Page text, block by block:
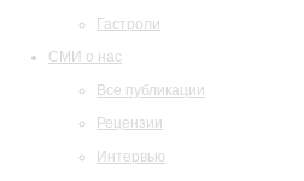
Гастроли
СМИ о нас
Все публикации
Рецензии
Интервью